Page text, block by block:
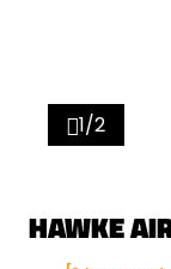
1/2
HAWKE